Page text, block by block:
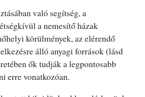
való segítség, a
a nemesítő házak
körülmények, az elérendő
álló anyagi források (lásd
ők tudják a legpontosabb
erre vonatkozóan.